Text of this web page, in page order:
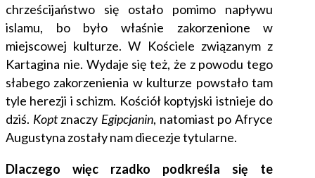
chrześcijaństwo się ostało pomimo napływu
islamu, bo było właśnie zakorzenione w
miejscowej kulturze. W Kościele związanym z
Kartagina nie. Wydaje się też, że z powodu tego
słabego zakorzenienia w kulturze powstało tam
tyle herezji i schizm. Kościół koptyjski istnieje do
dziś. Koptznaczy Egipcjanin, natomiast po Afryce
Augustyna zostały nam diecezje tytularne.
Dlaczego więc rzadko podkreśla się te